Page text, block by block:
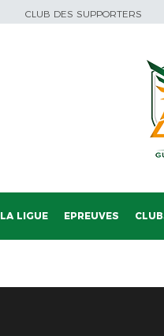
CLUB DES SUPPORTERS
LA LIGUE EPREUVES